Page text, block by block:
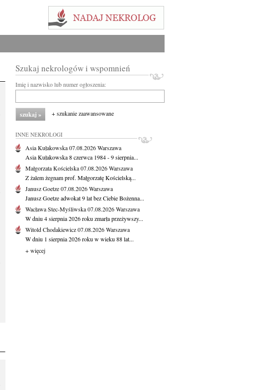
Szukaj nekrologów i wspomnień
Imię i nazwisko lub numer ogłoszenia:
+ szukanie zaawansowane
INNE NEKROLOGI
Asia Kułakowska07.08.2026Warszawa
Asia Kułakowska 8 czerwca 1984 - 9 sierpnia...
Małgorzata Kościelska07.08.2026Warszawa
Z żalem żegnam prof. Małgorzatę Kościelską...
Janusz Goetze07.08.2026Warszawa
Janusz Goetze adwokat 9 lat bez Ciebie Bożenna...
Wacława Stec-Myśliwska07.08.2026Warszawa
W dniu 4 sierpnia 2026 roku zmarła przeżywszy...
Witold Chodakiewicz07.08.2026Warszawa
W dniu 1 sierpnia 2026 roku w wieku 88 lat...
+ więcej